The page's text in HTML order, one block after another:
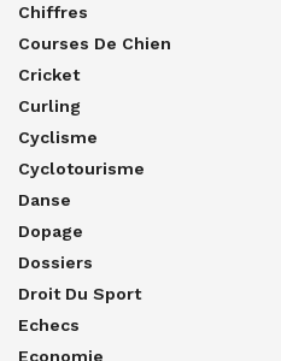
Chiffres
Courses De Chien
Cricket
Curling
Cyclisme
Cyclotourisme
Danse
Dopage
Dossiers
Droit Du Sport
Echecs
Economie